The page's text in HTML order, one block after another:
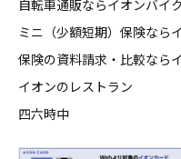
自転車通販ならイオンバイク
ミニ（少額短期）保険なら
保険の資料請求・比較なら
イオンのレストラン
四六時中